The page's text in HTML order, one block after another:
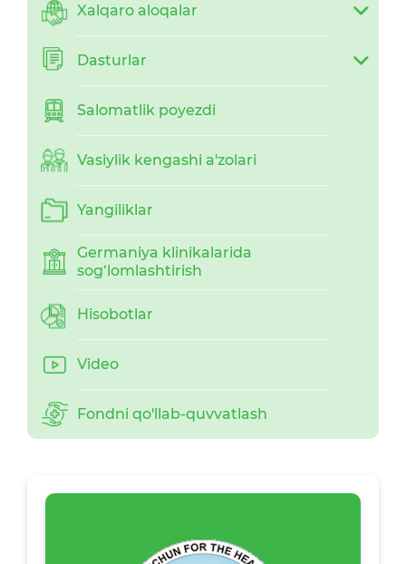
Xalqaro aloqalar
Dasturlar
Salomatlik poyezdi
Vasiylik kengashi a'zolari
Yangiliklar
Germaniya klinikalarida
sog‘lomlashtirish
Hisobotlar
Video
Fondni qo'llab-quvvatlash